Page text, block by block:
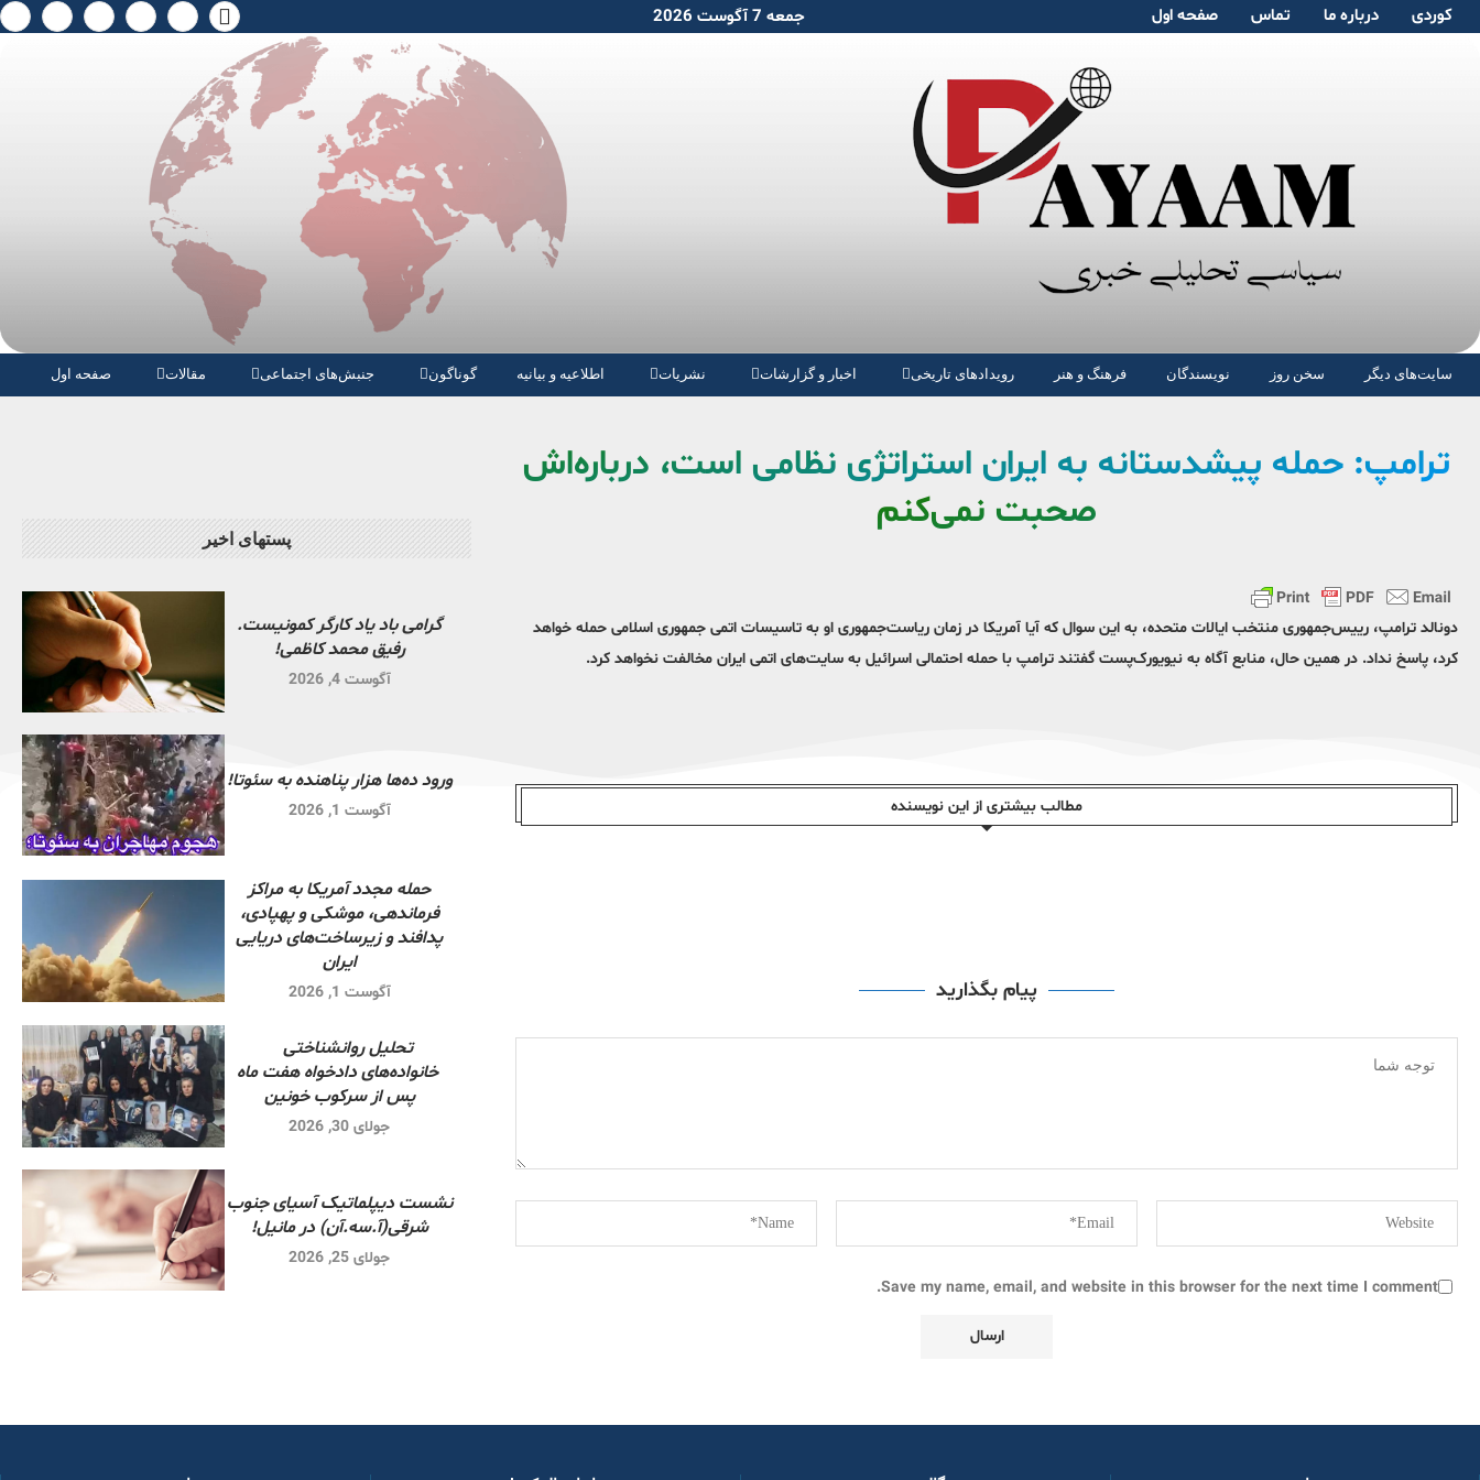
صفحە اول تماس دربارە ما کوردی جمعه 7 آگوست 2026
صفحە اول مقالات جنبش‌های اجتماعی گوناگون اطلاعیه و بیانیه نشریات اخبار و گزارشات رویدادهای تاریخی فرهنگ و هنر نویسندگان سخن روز سایت‌های دیگر
ترامپ: حمله پیشدستانه به ایران استراتژی نظامی است، درباره‌اش
صحبت نمی‌کنم
دونالد ترامپ،‌ رییس‌جمهوری منتخب ایالات متحده، به این سوال که آیا آمریکا در زمان ریاست‌جمهوری او به تاسیسات اتمی جمهوری اسلامی حمله خواهد
کرد، پاسخ نداد. در همین حال، منابع آگاه به نیویورک‌پست گفتند ترامپ با حمله احتمالی اسرائیل به سایت‌های اتمی ایران مخالفت نخواهد کرد.
مطالب بیشتری از این نویسندە
پیام بگذارید
Save my name, email, and website in this browser for the next time I comment.
پستهای اخیر
گرامی باد یاد کارگر کمونیست.
رفیق محمد کاظمی!
آگوست 4, 2026
ورود ده‌ها هزار پناهنده به سئوتا!
آگوست 1, 2026
حمله مجدد آمریکا به مراکز
فرماندهی، موشکی و پهپادی،
پدافند و زیرساخت‌های دریایی
ایران
آگوست 1, 2026
تحلیل روانشناختی
خانواده‌های دادخواه هفت ماه
پس از سرکوب خونین
جولای 30, 2026
نشست دیپلماتیک آسیای جنوب
شرقی‌(آ.سه.آن) در مانیل!
جولای 25, 2026